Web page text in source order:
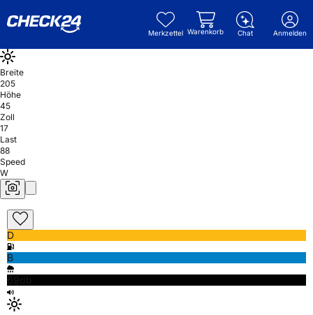
Merkzettel Warenkorb Chat Anmelden
Breite
205
Höhe
45
Zoll
17
Last
88
Speed
W
D
B
69db